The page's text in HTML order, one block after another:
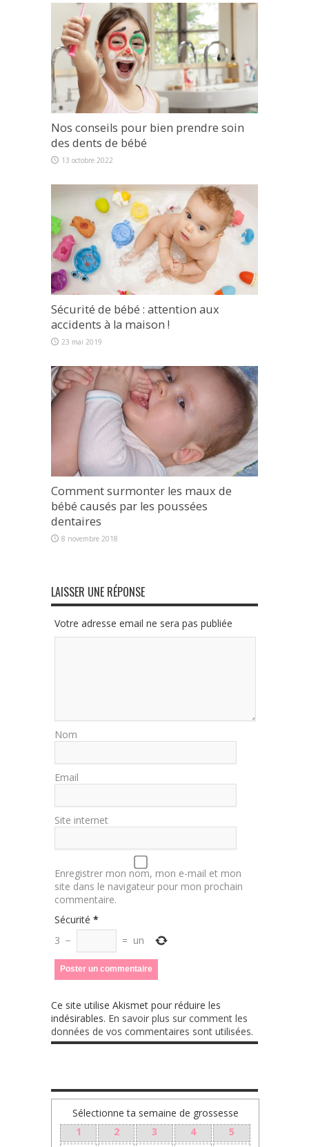
Nos conseils pour bien prendre soin
des dents de bébé
13 octobre 2022
Sécurité de bébé : attention aux
accidents à la maison !
23 mai 2019
Comment surmonter les maux de
bébé causés par les poussées
dentaires
8 novembre 2018
LAISSER UNE RÉPONSE
Votre adresse email ne sera pas publiée
Nom
Email
Site internet
Enregistrer mon nom, mon e-mail et mon
site dans le navigateur pour mon prochain
commentaire.
Sécurité *
3 − = un
Ce site utilise Akismet pour réduire les
indésirables. En savoir plus sur comment les
données de vos commentaires sont utilisées.
Sélectionne ta semaine de grossesse
1
2 3 4
5